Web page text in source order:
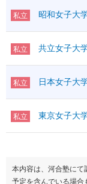
私立 昭和女子大
私立 共立女子大
私立 日本女子大
私立 東京女子大
本内容は、河合塾にて
予定を含んでいる場合